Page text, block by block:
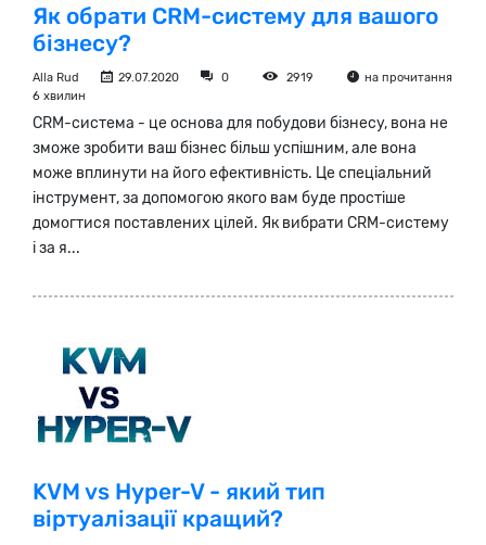
Як обрати CRM-систему для вашого
бізнесу?
Alla Rud 29.07.2020 0 2919
на прочитання
6 хвилин
CRM-система - це основа для побудови бізнесу, вона не
зможе зробити ваш бізнес більш успішним, але вона
може вплинути на його ефективність. Це спеціальний
інструмент, за допомогою якого вам буде простіше
домогтися поставлених цілей. Як вибрати CRM-систему
і за я...
KVM vs Hyper-V - який тип
віртуалізації кращий?